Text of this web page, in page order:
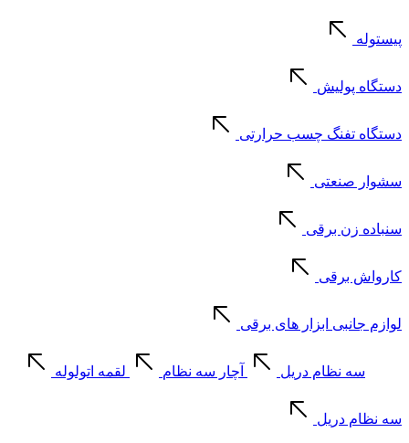
پیستوله
دستگاه پولیش
دستگاه تفنگ چسب حرارتی
سشوار صنعتی
سنباده زن برقی
کارواش برقی
لوازم جانبی ابزار های برقی
سه نظام دریل آچار سه نظام لقمه اتولوله
سه نظام دریل